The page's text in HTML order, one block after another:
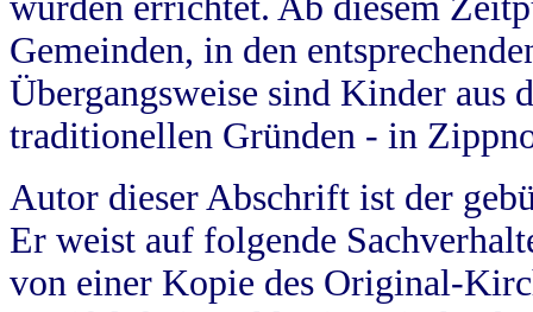
Gemeinden, in den
Übergangsweise sind Kinder aus
traditionellen Gründen - in
Autor dieser Abschrift ist der
Er weist auf folgende
von einer Kopie des Original-